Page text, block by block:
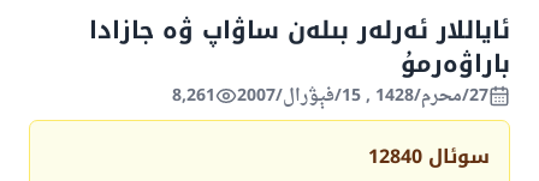
ئاياللار ئەرلەر بىلەن ساۋاپ ۋە جازادا
باراۋەرمۇ
27/محرم/1428 , 15/فېۋرال/2007 8,261
سوئال 12840